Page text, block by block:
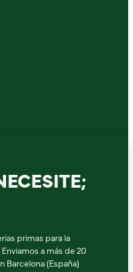
primas para la
a más de 20
Barcelona (España)